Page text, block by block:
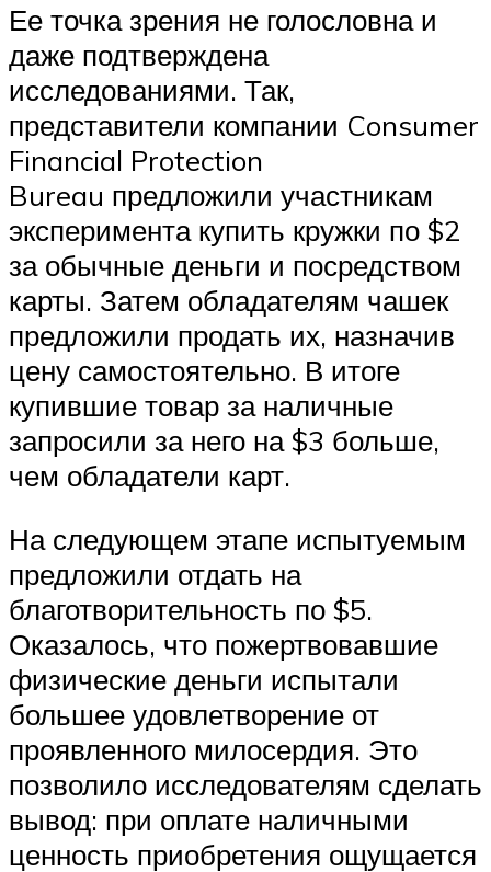
Ее точка зрения не голословна и
даже подтверждена
исследованиями. Так,
представители компании Consumer
Financial Protection
Bureau предложили участникам
эксперимента купить кружки по $2
за обычные деньги и посредством
карты. Затем обладателям чашек
предложили продать их, назначив
цену самостоятельно. В итоге
купившие товар за наличные
запросили за него на $3 больше,
чем обладатели карт.
На следующем этапе испытуемым
предложили отдать на
благотворительность по $5.
Оказалось, что пожертвовавшие
физические деньги испытали
большее удовлетворение от
проявленного милосердия. Это
позволило исследователям сделать
вывод: при оплате наличными
ценность приобретения ощущается